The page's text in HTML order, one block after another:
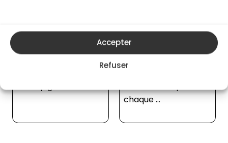
Accepter
Refuser
les ingrédients, il
provient de sa
couleur lait...